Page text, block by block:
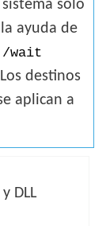
solo
ayuda de
wait
destinos
aplican a
DLL